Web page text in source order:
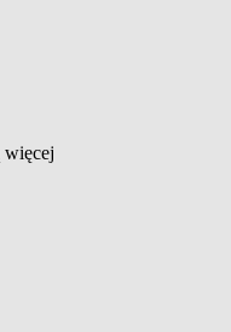
więcej